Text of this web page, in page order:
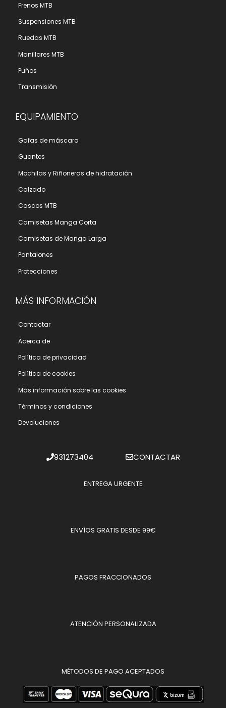
Frenos MTB
Suspensiones MTB
Ruedas MTB
Manillares MTB
Puños
Transmisión
EQUIPAMIENTO
Gafas de máscara
Guantes
Mochilas y Riñoneras de hidratación
Calzado
Cascos MTB
Camisetas Manga Corta
Camisetas de Manga Larga
Pantalones
Protecciones
MÁS INFORMACIÓN
Contactar
Acerca de
Polí­tica de privacidad
Polí­tica de cookies
Más información sobre las cookies
Términos y condiciones
Devoluciones
931273404 CONTACTAR
ENTREGA URGENTE
ENVÍOS GRATIS DESDE 99€
PAGOS FRACCIONADOS
ATENCIÓN PERSONALIZADA
MÉTODOS DE PAGO ACEPTADOS